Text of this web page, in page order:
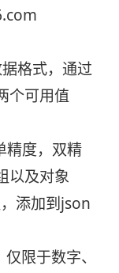
格式，通过
个可用值
精度，双精
以及对象
添加到json
限于数字、